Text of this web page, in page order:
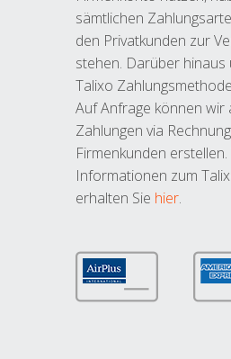
sämtlichen
den Privatkunden zur
stehen. Darüber
Talixo
Auf Anfrage können wir
Zahlungen via
Firmenkunden
Informationen zum
erhalten Sie hier.